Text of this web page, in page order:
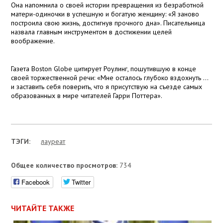
Она напомнила о своей истории превращения из безработной
матери-одиночки в успешную и богатую женщину: «Я заново
построила свою жизнь, достигнув прочного дна». Писательница
назвала главным инструментом в достижении целей
воображение.
Газета Boston Globe цитирует Роулинг, пошутившую в конце
своей торжественной речи: «Мне осталось глубоко вздохнуть …
и заставить себя поверить, что я присутствую на съезде самых
образованных в мире читателей Гарри Поттера».
ТЭГИ: лауреат
Общее количество просмотров: 734
Facebook Twitter
ЧИТАЙТЕ ТАКЖЕ